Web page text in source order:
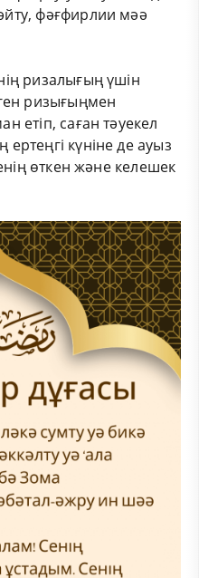
фәғфирлии мәә
ризалығың үшін
ризығыңмен
етіп, саған тәуекел
күніне де ауыз
өткен және келешек